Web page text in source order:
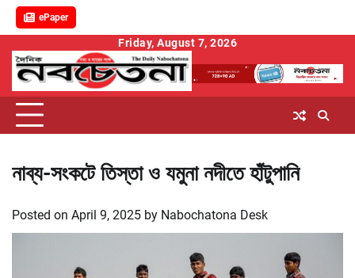
ePaper
content
Friday, August 7, 2026
নাব্য-সংকটে তিস্তা ও যমুনা নদীতে হাঁটুপানি
Posted on April 9, 2025 by Nabochatona Desk